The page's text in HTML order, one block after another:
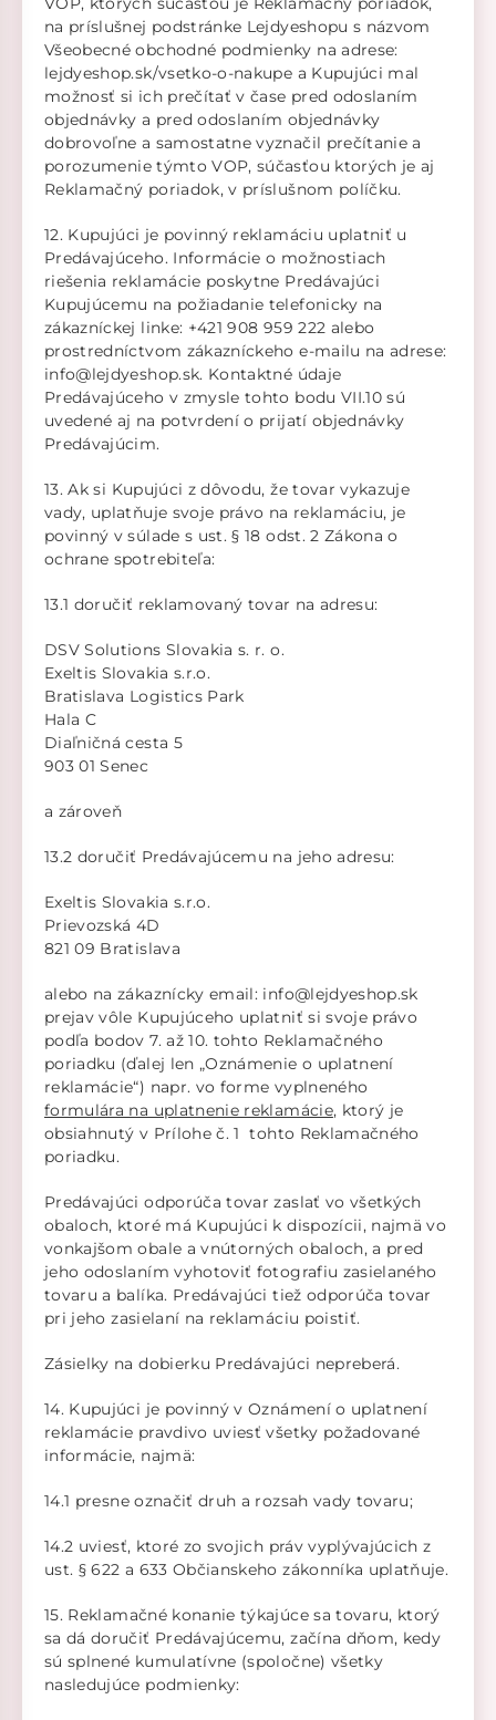
na príslušnej podstránke Lejdyeshopu s názvom
Všeobecné obchodné podmienky na adrese:
lejdyeshop.sk/vsetko-o-nakupe a Kupujúci mal
možnosť si ich prečítať v čase pred odoslaním
objednávky a pred odoslaním objednávky
dobrovoľne a samostatne vyznačil prečítanie a
porozumenie týmto VOP, súčasťou ktorých je aj
Reklamačný poriadok, v príslušnom políčku.
12. Kupujúci je povinný reklamáciu uplatniť u
Predávajúceho. Informácie o možnostiach
riešenia reklamácie poskytne Predávajúci
Kupujúcemu na požiadanie telefonicky na
zákazníckej linke: +421 908 959 222 alebo
prostredníctvom zákazníckeho e-mailu na adrese:
info@lejdyeshop.sk. Kontaktné údaje
Predávajúceho v zmysle tohto bodu VII.10 sú
uvedené aj na potvrdení o prijatí objednávky
Predávajúcim.
13. Ak si Kupujúci z dôvodu, že tovar vykazuje
vady, uplatňuje svoje právo na reklamáciu, je
povinný v súlade s ust. § 18 odst. 2 Zákona o
ochrane spotrebiteľa:
13.1 doručiť reklamovaný tovar na adresu:
DSV Solutions Slovakia s. r. o.
Exeltis Slovakia s.r.o.
Bratislava Logistics Park
Hala C
Diaľničná cesta 5
903 01 Senec
a zároveň
13.2 doručiť Predávajúcemu na jeho adresu:
Exeltis Slovakia s.r.o.
Prievozská 4D
821 09 Bratislava
alebo na zákaznícky email: info@lejdyeshop.sk
prejav vôle Kupujúceho uplatniť si svoje právo
podľa bodov 7. až 10. tohto Reklamačného
poriadku (ďalej len „Oznámenie o uplatnení
reklamácie“) napr. vo forme vyplneného
formulára na uplatnenie reklamácie, ktorý je
obsiahnutý v Prílohe č. 1 tohto Reklamačného
poriadku.
Predávajúci odporúča tovar zaslať vo všetkých
obaloch, ktoré má Kupujúci k dispozícii, najmä vo
vonkajšom obale a vnútorných obaloch, a pred
jeho odoslaním vyhotoviť fotografiu zasielaného
tovaru a balíka. Predávajúci tiež odporúča tovar
pri jeho zasielaní na reklamáciu poistiť.
Zásielky na dobierku Predávajúci nepreberá.
14. Kupujúci je povinný v Oznámení o uplatnení
reklamácie pravdivo uviesť všetky požadované
informácie, najmä:
14.1 presne označiť druh a rozsah vady tovaru;
14.2 uviesť, ktoré zo svojich práv vyplývajúcich z
ust. § 622 a 633 Občianskeho zákonníka uplatňuje.
15. Reklamačné konanie týkajúce sa tovaru, ktorý
sa dá doručiť Predávajúcemu, začína dňom, kedy
sú splnené kumulatívne (spoločne) všetky
nasledujúce podmienky: